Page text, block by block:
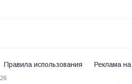
Правила использования Реклама